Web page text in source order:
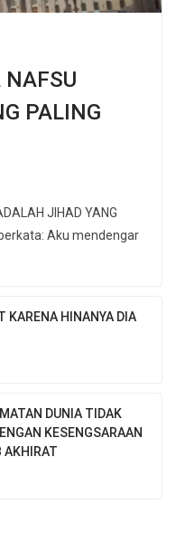
PALING
JIHAD YANG
Aku mendengar
KARENA HINANYA DIA
DUNIA TIDAK
KESENGSARAAN
AKHIRAT